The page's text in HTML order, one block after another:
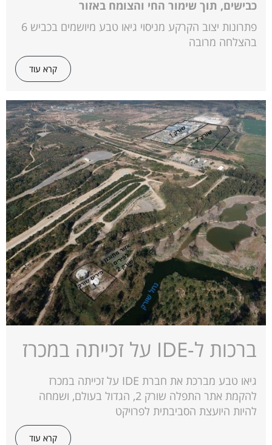
כבישים, תוך שימור החי והצומח באזור
פתרונות יצוב הקרקע מניסוי גיאו טבע מיושמים בכביש 6
בהצלחה מרובה
קרא עוד
ברכות ל-IDE על זכייתה במכרז
גיאו טבע מברכת את חברת IDE על זכייתה במכרז
להקמת אתר התפלה שורק 2, הגדול בעולם, ושמחה
להיות היועצת הסביבתית לפרויקט
קרא עוד